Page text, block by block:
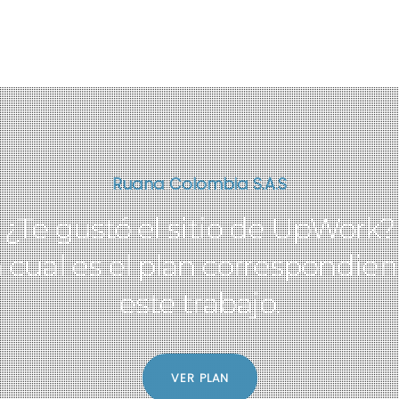
Ruana Colombia S.A.S
¿Te gustó el sitio de UpWork?
cual es el plan
este trabajo.
VER PLAN